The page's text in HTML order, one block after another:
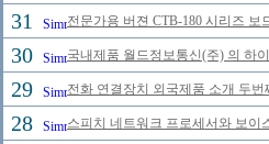
31 전문가용 버젼 CTB-180 시리즈
30 국내제품 월드정보통신(주) 의 하
29 전화 연결장치 외국제품 소개 두
28 스피치 네트워크 프로세서와 보